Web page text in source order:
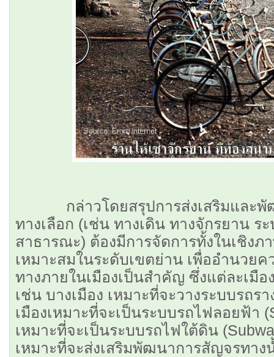
กล่าวโดยสรุปการส่งเสริมและพั
ทางเลือก (เช่น ทางเดิน ทางจักรยาน
สาธารณะ) ต้องมีการจัดการทั้งในเชิงภ
เหมาะสมในระดับเขตย่าน เพื่ออำนวย
ทางภายในเมืองเป็นสำคัญ ซึ่งแต่ละเมื
เช่น บางเมือง เหมาะที่จะวางระบบรถร
เมืองเหมาะที่จะเป็นระบบรถไฟลอยฟ้า
เหมาะที่จะเป็นระบบรถไฟใต้ดิน
เหมาะที่จะส่งเสริมพัฒนาการสัญจรทาง